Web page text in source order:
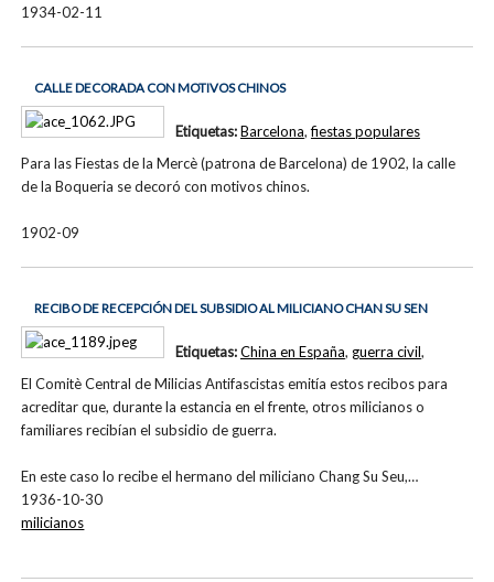
1934-02-11
CALLE DECORADA CON MOTIVOS CHINOS
Para las Fiestas de la Mercè (patrona de Barcelona) de 1902, la calle
de la Boqueria se decoró con motivos chinos.
1902-09
Etiquetas:Barcelona,fiestas populares
RECIBO DE RECEPCIÓN DEL SUBSIDIO AL MILICIANO CHAN SU SEN
El Comitè Central de Milicias Antifascistas emitía estos recibos para
acreditar que, durante la estancia en el frente, otros milicianos o
familiares recibían el subsidio de guerra.
En este caso lo recibe el hermano del miliciano Chang Su Seu,…
1936-10-30
Etiquetas:China en España, guerra civil,
milicianos